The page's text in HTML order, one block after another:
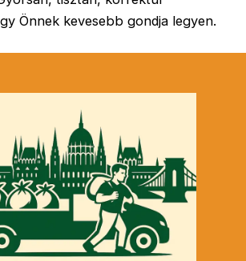
Önnek kevesebb gondja legyen.